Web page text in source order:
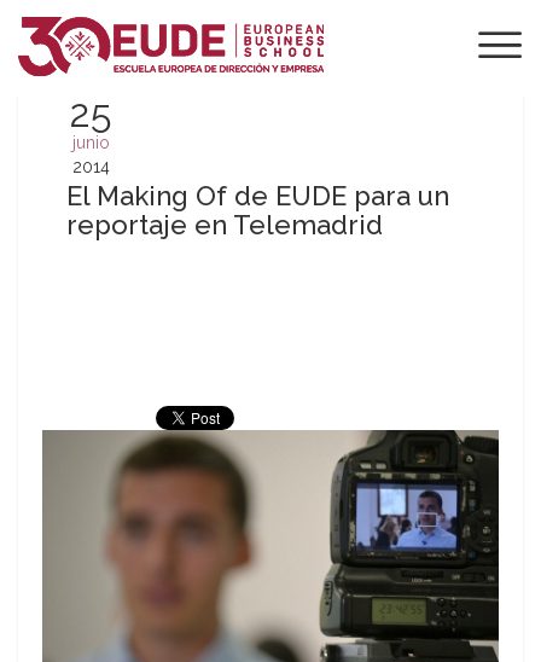
25
junio
2014
El Making Of de EUDE para un
reportaje en Telemadrid